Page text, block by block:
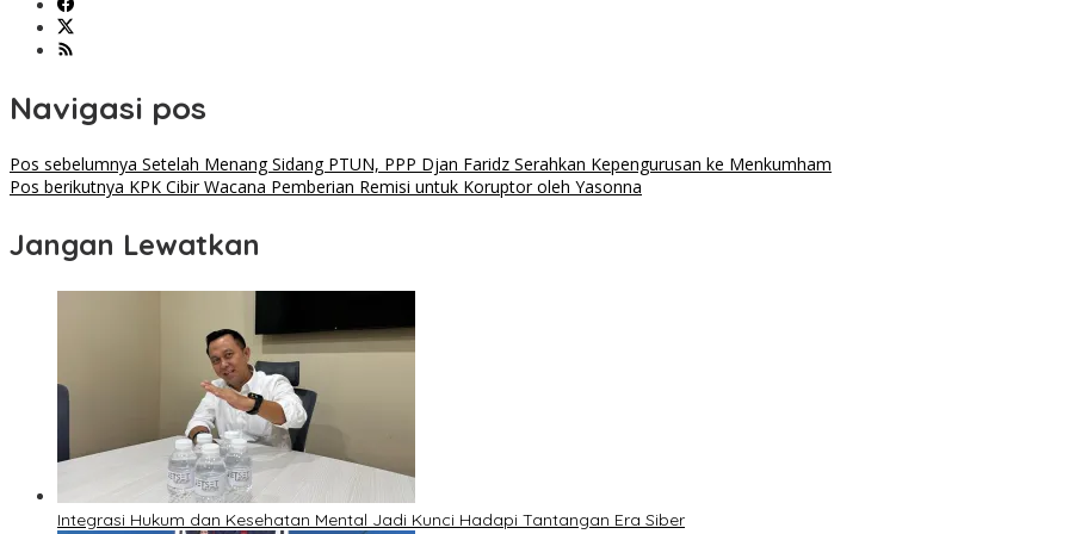
Navigasi pos
Pos sebelumnya Setelah Menang Sidang PTUN, PPP Djan Faridz Serahkan Kepengurusan ke Menkumham
Pos berikutnya KPK Cibir Wacana Pemberian Remisi untuk Koruptor oleh Yasonna
Jangan Lewatkan
Integrasi Hukum dan Kesehatan Mental Jadi Kunci Hadapi Tantangan Era Siber